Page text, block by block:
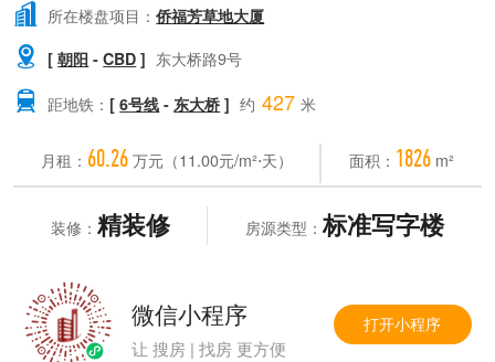
 所在楼盘项目：侨福芳草地大厦
 [朝阳 -CBD ] 东大桥路9号
 距地铁： [6号线 - 东大桥 ] 约 427 米
月租： 60.26 万元（11.00元/m²⋅天） 面积： 1826 m²
装修： 精装修 房源类型：标准写字楼
微信小程序
让 搜房 | 找房 更方便
打开小程序